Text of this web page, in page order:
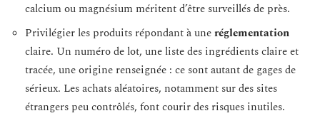
calcium ou magnésium méritent d’être surveillés de près.
Privilégier les produits répondant à uneréglementation
claire. Un numéro de lot, une liste des ingrédients claire et
tracée, une origine renseignée : ce sont autant de gages de
sérieux. Les achats aléatoires, notamment sur des sites
étrangers peu contrôlés, font courir des risques inutiles.